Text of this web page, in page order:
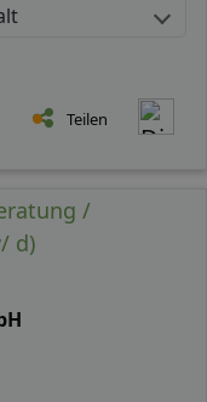
Teilen
/
d)